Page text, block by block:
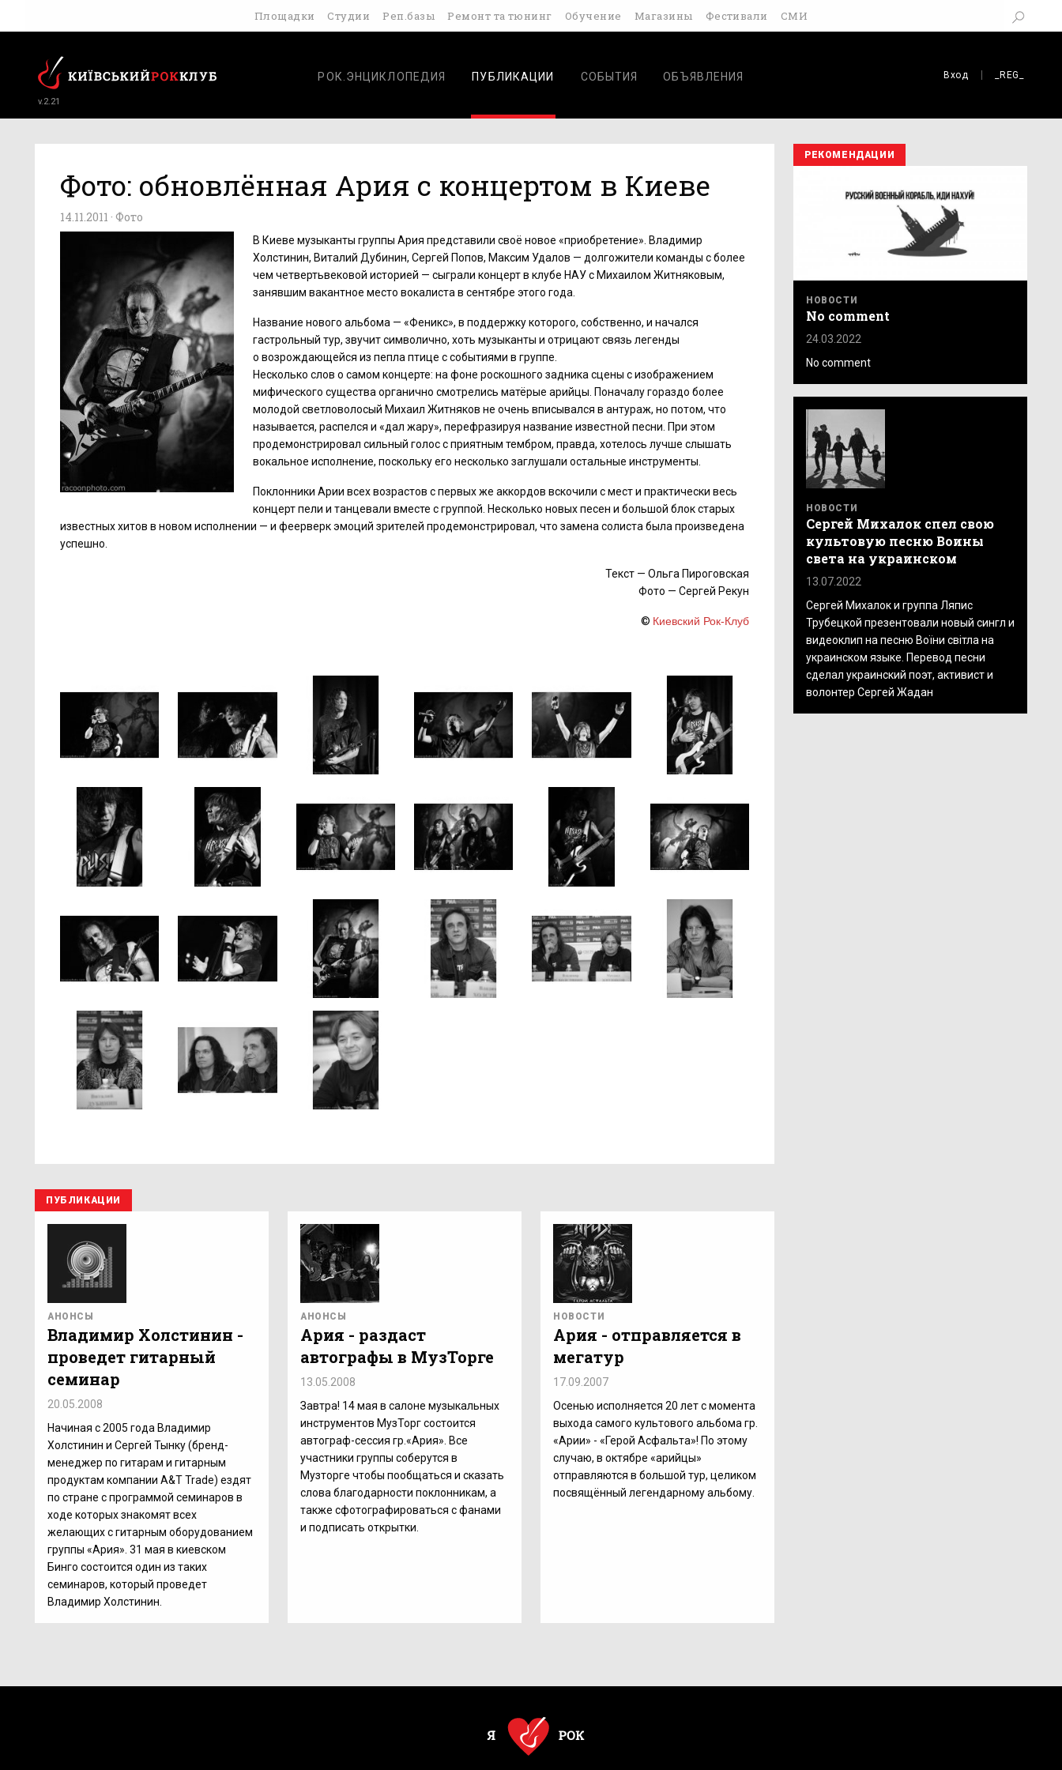
Площадки Студии Реп.базы Ремонт та тюнинг Обучение Магазины Фестивали СМИ
v.2.21
РОК.ЭНЦИКЛОПЕДИЯ ПУБЛИКАЦИИ СОБЫТИЯ ОБЪЯВЛЕНИЯ Вход _REG_
Фото: обновлённая Ария с концертом в Киеве
14.11.2011 · Фото
В Киеве музыканты группы Ария представили своё новое «приобретение». Владимир
Холстинин, Виталий Дубинин, Сергей Попов, Максим Удалов — долгожители команды с более
чем четвертьвековой историей — сыграли концерт в клубе НАУ с Михаилом Житняковым,
занявшим вакантное место вокалиста в сентябре этого года.
Название нового альбома — «Феникс», в поддержку которого, собственно, и начался
гастрольный тур, звучит символично, хоть музыканты и отрицают связь легенды
о возрождающейся из пепла птице с событиями в группе.
Несколько слов о самом концерте: на фоне роскошного задника сцены с изображением
мифического существа органично смотрелись матёрые арийцы. Поначалу гораздо более
молодой светловолосый Михаил Житняков не очень вписывался в антураж, но потом, что
называется, распелся и «дал жару», перефразируя название известной песни. При этом
продемонстрировал сильный голос с приятным тембром, правда, хотелось лучше слышать
вокальное исполнение, поскольку его несколько заглушали остальные инструменты.
Поклонники Арии всех возрастов с первых же аккордов вскочили с мест и практически весь
концерт пели и танцевали вместе с группой. Несколько новых песен и большой блок старых
известных хитов в новом исполнении — и феерверк эмоций зрителей продемонстрировал, что замена солиста была произведена
успешно.
Текст — Ольга Пироговская
Фото — Сергей Рекун
© Киевский Рок-Клуб
ПУБЛИКАЦИИ
АНОНСЫ
Владимир Холстинин -
проведет гитарный
семинар
20.05.2008
Начиная с 2005 года Владимир
Холстинин и Сергей Тынку (бренд-
менеджер по гитарам и гитарным
продуктам компании A&T Trade) ездят
по стране с программой семинаров в
ходе которых знакомят всех
желающих с гитарным оборудованием
группы «Ария». 31 мая в киевском
Бинго состоится один из таких
семинаров, который проведет
Владимир Холстинин.
АНОНСЫ
Ария - раздаст
автографы в МузТорге
13.05.2008
Завтра! 14 мая в салоне музыкальных
инструментов МузТорг состоится
автограф-сессия гр.«Ария». Все
участники группы соберутся в
Музторге чтобы пообщаться и сказать
слова благодарности поклонникам, а
также сфотографироваться с фанами
и подписать открытки.
НОВОСТИ
Ария - отправляется в
мегатур
17.09.2007
Осенью исполняется 20 лет с момента
выхода самого культового альбома гр.
«Арии» - «Герой Асфальта»! По этому
случаю, в октябре «арийцы»
отправляются в большой тур, целиком
посвящённый легендарному альбому.
РЕКОМЕНДАЦИИ
НОВОСТИ
No comment
24.03.2022
No comment
НОВОСТИ
Сергей Михалок спел свою
культовую песню Воины
света на украинском
13.07.2022
Сергей Михалок и группа Ляпис
Трубецкой презентовали новый сингл и
видеоклип на песню Воїни світла на
украинском языке. Перевод песни
сделал украинский поэт, активист и
волонтер Сергей Жадан